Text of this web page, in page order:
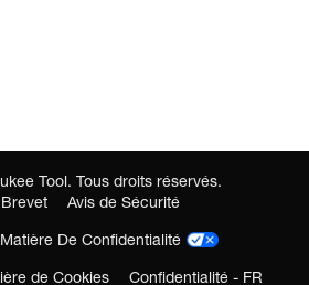
Tool. Tous droits réservés.
Brevet
Avis de Sécurité
De Confidentialité
de Cookies
Confidentialité - FR